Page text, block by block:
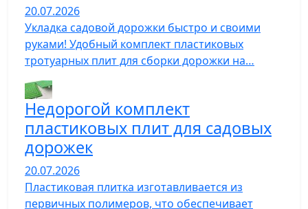
20.07.2026
Укладка садовой дорожки быстро и своими
руками! Удобный комплект пластиковых
тротуарных плит для сборки дорожки на…
Недорогой комплект
пластиковых плит для садовых
дорожек
20.07.2026
Пластиковая плитка изготавливается из
первичных полимеров, что обеспечивает